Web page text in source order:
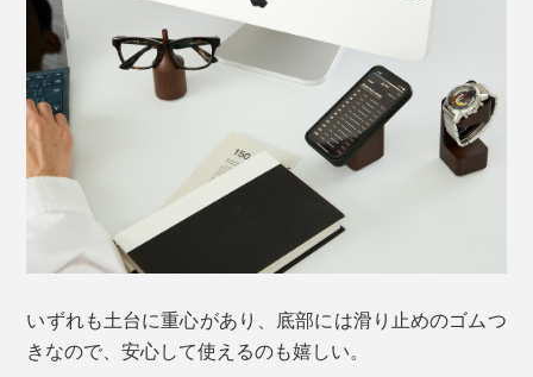
いずれも土台に重心があり、底部には滑り止めのゴムつ
きなので、安心して使えるのも嬉しい。